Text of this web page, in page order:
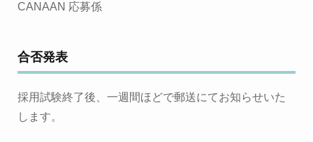
CANAAN 応募係
合否発表
採用試験終了後、一週間ほどで郵送にてお知らせいた
します。